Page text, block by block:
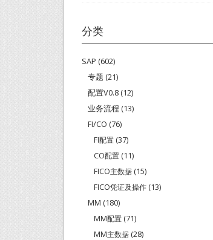
分类
SAP (602)
专题 (21)
配置V0.8 (12)
业务流程 (13)
FI/CO (76)
FI配置 (37)
CO配置 (11)
FICO主数据 (15)
FICO凭证及操作 (13)
MM (180)
MM配置 (71)
MM主数据 (28)